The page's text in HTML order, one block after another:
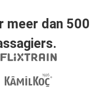
meer dan 500